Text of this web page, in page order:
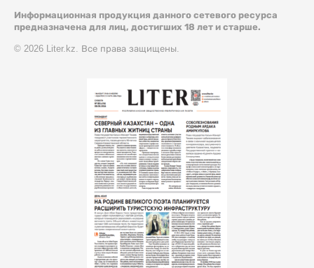
Информационная продукция данного сетевого ресурса
предназначена для лиц, достигших 18 лет и старше.
© 2026 Liter.kz. Все права защищены.